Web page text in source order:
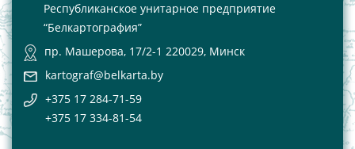
Республиканское унитарное предприятие
“Белкартография”
пр. Машерова, 17/2-1 220029, Минск
kartograf@belkarta.by
+375 17 284-71-59
+375 17 334-81-54